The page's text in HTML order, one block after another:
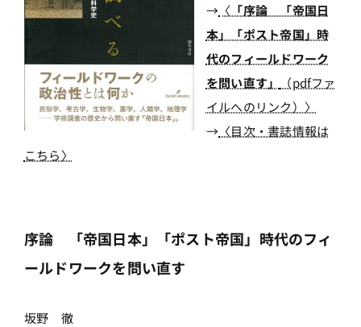
→ 〈 「序論 「帝国日
本」「ポスト帝国」時
代のフィールドワーク
を問い直す」
（pdfファ
イルへのリンク）〉
→ 〈目次・書誌情報は
こちら〉
序論 「帝国日本」「ポスト帝国」時代のフィ
ールドワークを問い直す
坂野 徹